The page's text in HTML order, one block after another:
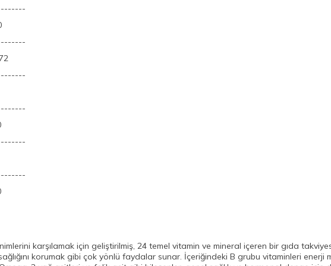
karşılamak için geliştirilmiş, 24 temel vitamin ve mineral içeren bir gıda
korumak gibi çok yönlü faydalar sunar. İçeriğindeki B grubu vitaminleri enerji